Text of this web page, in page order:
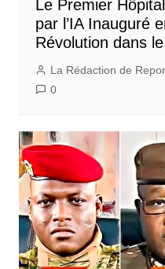
Le Premier
par l’IA Inauguré
Révolution dans
La Rédaction de
0